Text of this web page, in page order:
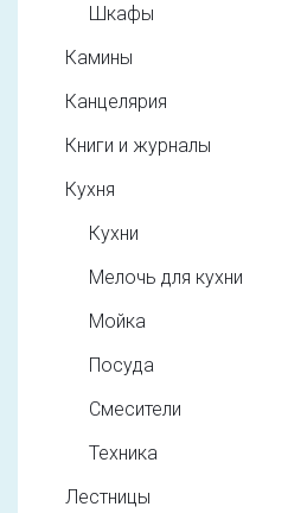
Шкафы
Камины
Канцелярия
Книги и журналы
Кухня
Кухни
Мелочь для кухни
Мойка
Посуда
Смесители
Техника
Лестницы